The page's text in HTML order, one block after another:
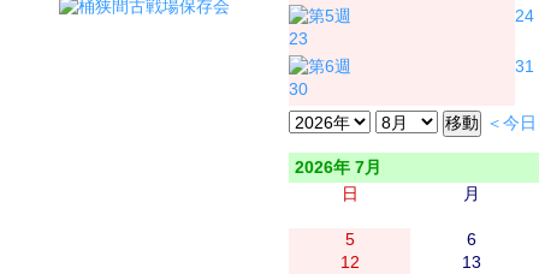
23
24
30
31
＜今
2026年 7月
日
月
5
6
12
13